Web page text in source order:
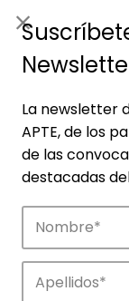
La newsletter
APTE, de los
de las
destacadas